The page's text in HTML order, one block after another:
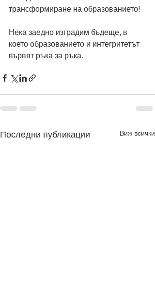
трансформиране на образованието!
Нека заедно изградим бъдеще, в
което образованието и интегритетът
вървят ръка за ръка.
Последни публикации Виж всички